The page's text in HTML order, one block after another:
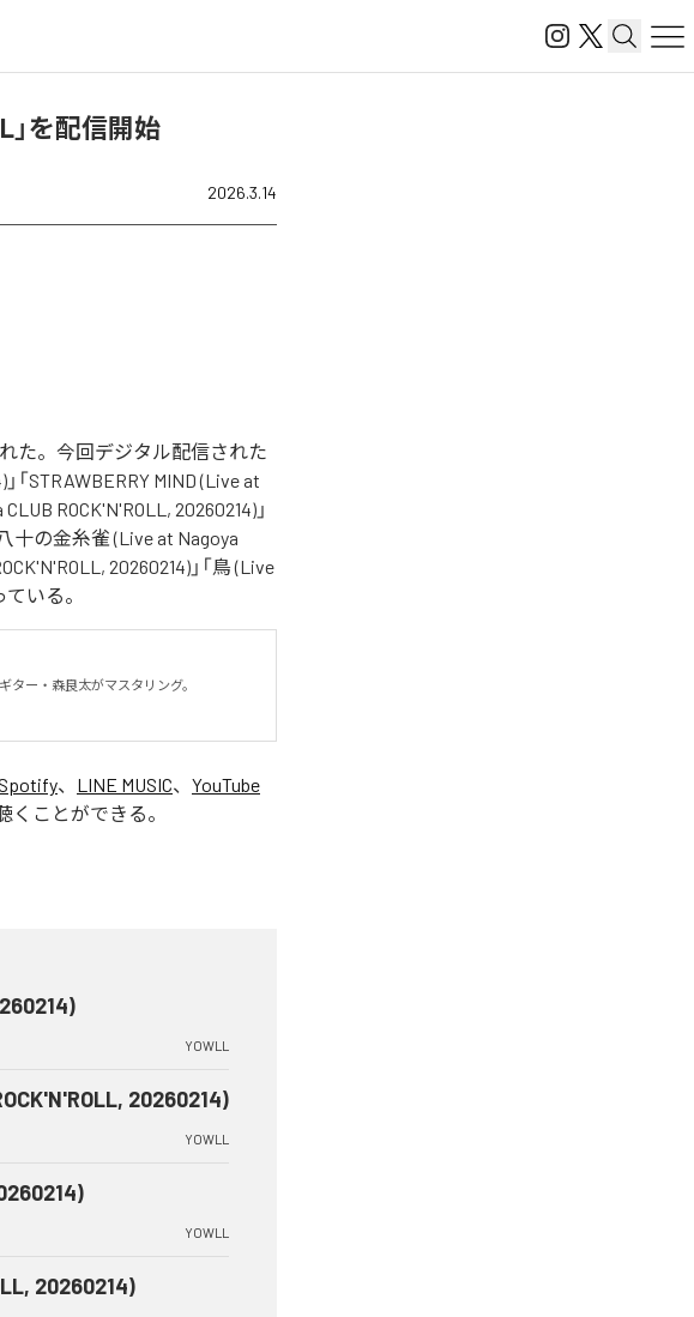
」を配信開始
2026.3.14
れた。今回デジタル配信された
「STRAWBERRY MIND (Live at
ROCK'N'ROLL, 20260214)」
八十の金糸雀 (Live at Nagoya
20260214)」「鳥 (Live
いる。
ター・森良太がマスタリング。
、 LINE MUSIC、 YouTube
ことができる。
YOWLL
20260214)
YOWLL
YOWLL
20260214)